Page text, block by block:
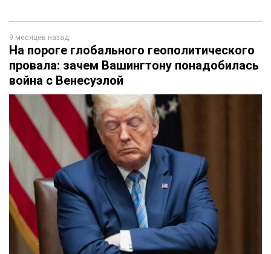
9 месяцев назад
На пороге глобального геополитического
провала: зачем Вашингтону понадобилась
война с Венесуэлой